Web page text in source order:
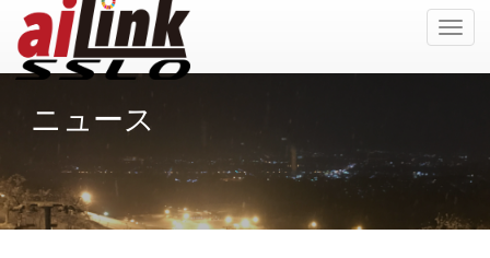
ナ
ビ
ゲ
ン
の
替
ニュース